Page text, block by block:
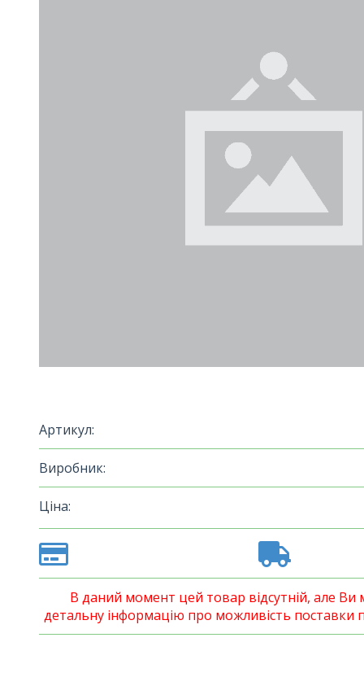
Артикул:
Виробник:
Ціна:
В даний момент цей товар відсутній, але
детальну інформацію про можливість поставки